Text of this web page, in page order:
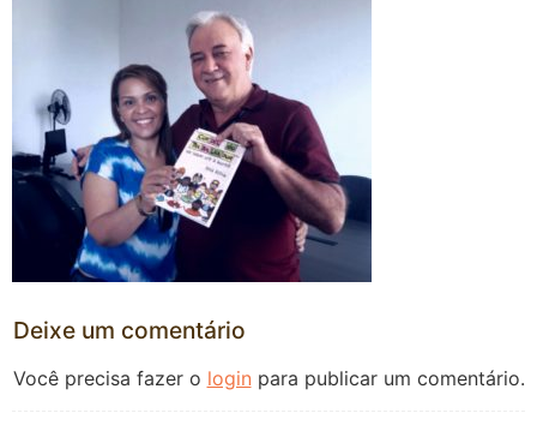
Deixe um comentário
Você precisa fazer o login para publicar um comentário.